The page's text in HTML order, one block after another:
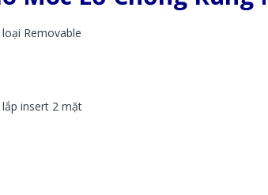
Removable
insert 2 mặt